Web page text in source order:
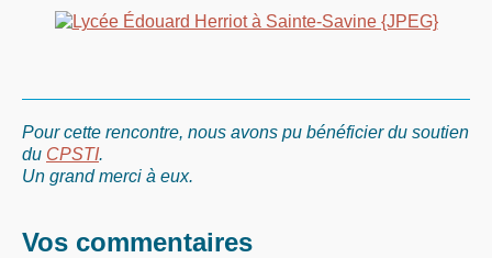
Pour cette rencontre, nous avons pu bénéficier du soutien
du CPSTI.
Un grand merci à eux.
Vos commentaires